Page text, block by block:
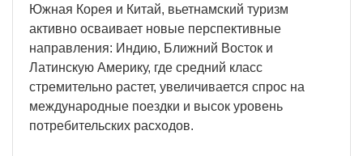
Южная Корея и Китай, вьетнамский туризм
активно осваивает новые перспективные
направления: Индию, Ближний Восток и
Латинскую Америку, где средний класс
стремительно растет, увеличивается спрос на
международные поездки и высок уровень
потребительских расходов.